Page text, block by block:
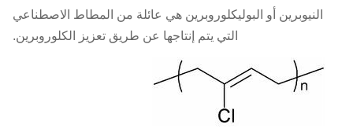
النيوبرين أو البوليكلوروبرين هي عائلة من المطاط الاصطناعي
التي يتم إنتاجها عن طريق تعزيز الكلوروبرين.